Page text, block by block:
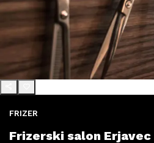
FRIZER
Frizerski salon Erjavec